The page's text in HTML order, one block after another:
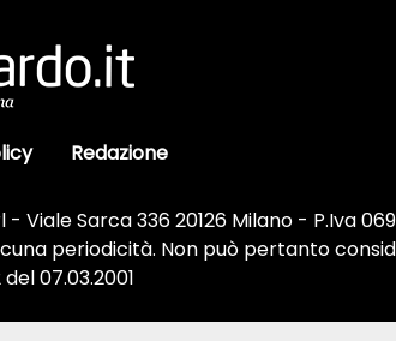
Redazione
Sarca 336 20126 Milano - P.Iva
periodicità. Non può pertanto
07.03.2001